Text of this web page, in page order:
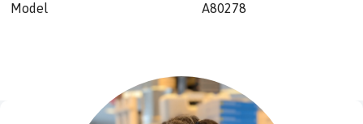
Model A80278